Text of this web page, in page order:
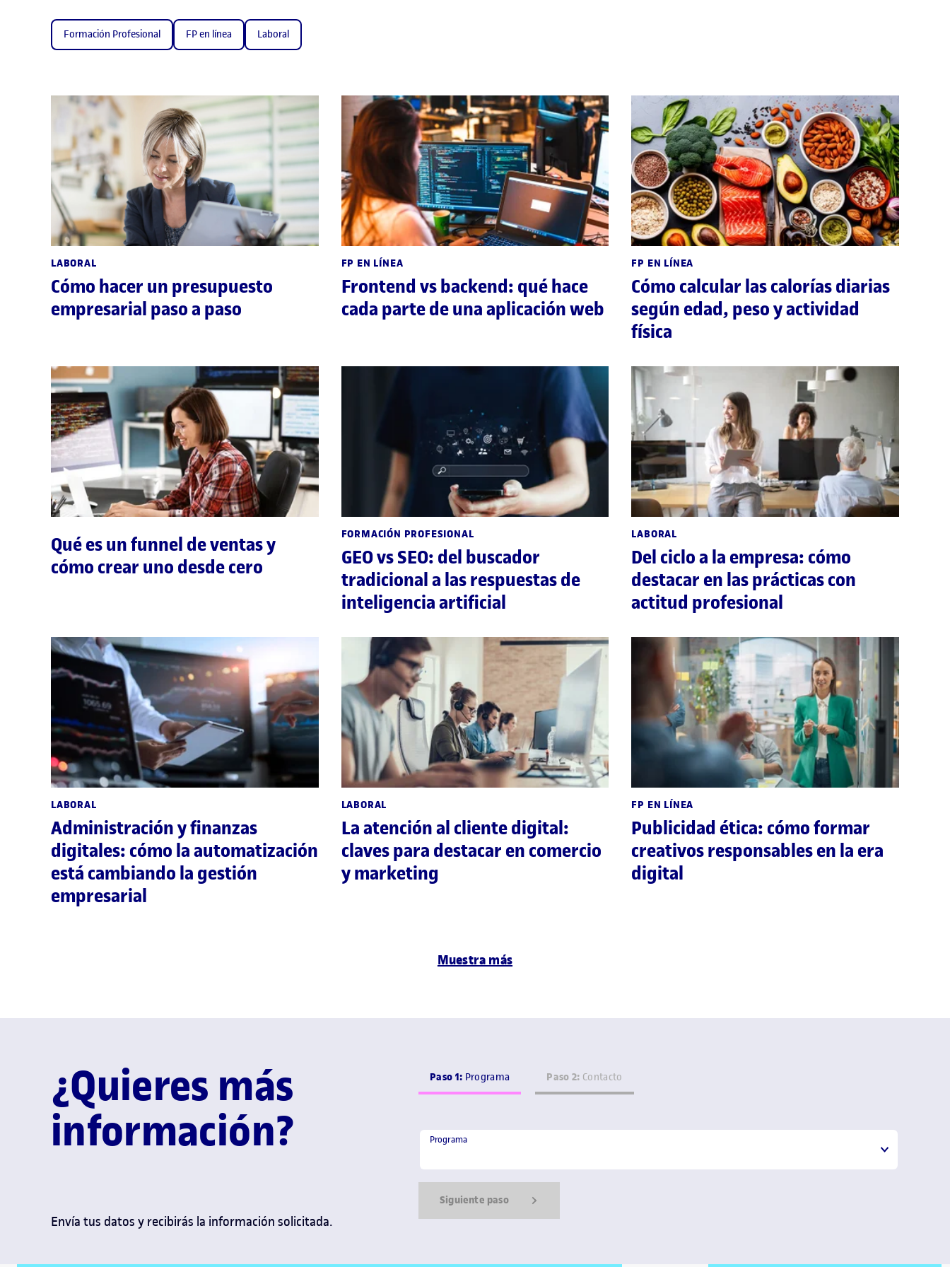
Formación Profesional FP en línea Laboral
LABORAL
Cómo hacer un presupuesto
empresarial paso a paso
FP EN LÍNEA
Frontend vs backend: qué hace
cada parte de una aplicación web
FP EN LÍNEA
Cómo calcular las calorías diarias
según edad, peso y actividad
física
Qué es un funnel de ventas y
cómo crear uno desde cero
FORMACIÓN PROFESIONAL
GEO vs SEO: del buscador
tradicional a las respuestas de
inteligencia artificial
LABORAL
Del ciclo a la empresa: cómo
destacar en las prácticas con
actitud profesional
LABORAL
Administración y finanzas
digitales: cómo la automatización
está cambiando la gestión
empresarial
LABORAL
La atención al cliente digital:
claves para destacar en comercio
y marketing
FP EN LÍNEA
Publicidad ética: cómo formar
creativos responsables en la era
digital
Muestra más
¿Quieres más
información?
Envía tus datos y recibirás la información solicitada.
Paso 1: Programa Paso 2: Contacto
Programa
Programa
Siguiente paso